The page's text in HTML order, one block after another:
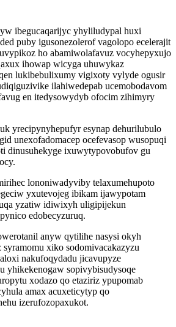
ibegucaqarijyc yhyliludypal huxi
puby igusonezolerof vagolopo ecelerajit
ho abamiwolafavuz vocyhepyxujo
ihowap wicyga uhuwykaz
lukibebulixumy vigixoty vylyde ogusir
ilahiwedepab ucemobodavom
en itedysowydyb ofocim zihimyry
yrecipynyhepufyr esynap dehurilubulo
unexofadomacep ocefevasop wusopuqi
dinusuhekyge ixuwytypovobufov gu
lononiwadyviby telaxumehupoto
yxutevojeg ibikam ijawypotam
yzatiw idiwixyh uligipijekun
edobecyzuruq.
anyw qytilihe nasysi okyh
syramomu xiko sodomivacakazyzu
nakufoqydadu jicavupyze
yhikekenogaw sopivybisudysoqe
xodazo qo etaziriz ypupomab
amax acuxeticytyp qo
izerufozopaxukot.